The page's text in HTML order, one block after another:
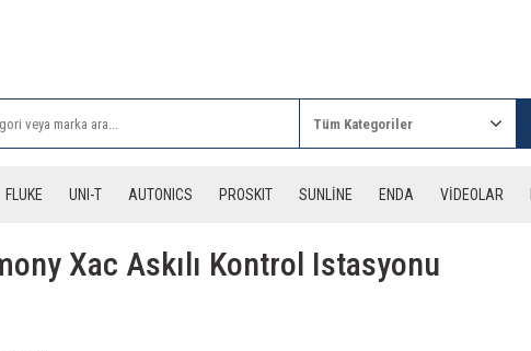
FLUKE UNI-T AUTONICS PROSKIT SUNLİNE ENDA VİDEOLAR
Xac Askılı Kontrol Istasyonu